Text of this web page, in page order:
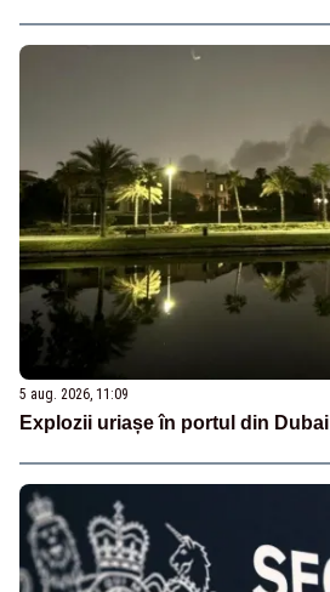
5 aug. 2026, 11:09
Explozii uriașe în portul din Dubai